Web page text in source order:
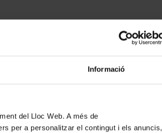
Informació
del Lloc Web. A més de
per a personalitzar el contingut i els anuncis,